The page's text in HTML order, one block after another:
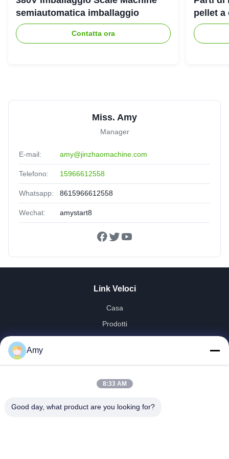
semiautomatica imballaggio
Contatta ora
pellet a
Miss. Amy
Manager
E-mail: amy@jinzhaomachine.com
Telefono: 15966612558
Whatsapp: 8615966612558
Wechat: amystart8
Link Veloci
Casa
Prodotti
Giro Della Fabbrica
Controllo Di Qualità
Amy
8:33 AM
Good day, what product are you looking for?